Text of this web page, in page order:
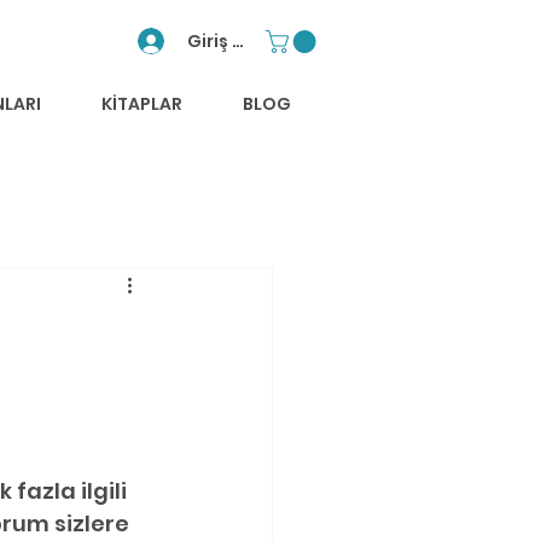
Giriş Yap
KİTAPLAR BLOG
fazla ilgili
sizlere